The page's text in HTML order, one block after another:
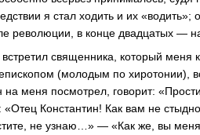
я стал ходить и их
революции, в конце двадцатых —
священника, который меня
(молодым по хиротонии),
на меня посмотрел, говорит:
«Отец Константин! Как вам не
не узнаю…» — «Как же, вы